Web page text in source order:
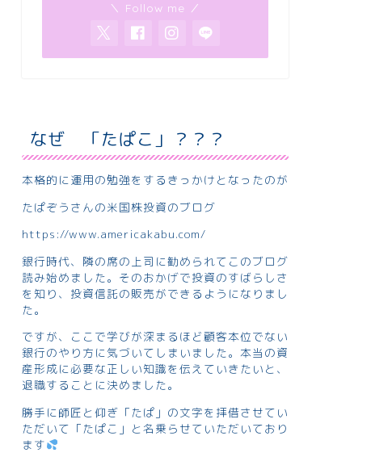
＼ Follow me ／
なぜ 「たぱこ」？？？
本格的に運用の勉強をするきっかけとなったのが
たぱぞうさんの米国株投資のブログ
https://www.americakabu.com/
銀行時代、隣の席の上司に勧められてこのブログ
読み始めました。そのおかげで投資のすばらしさ
を知り、投資信託の販売ができるようになりまし
た。
ですが、ここで学びが深まるほど顧客本位でない
銀行のやり方に気づいてしまいました。本当の資
産形成に必要な正しい知識を伝えていきたいと、
退職することに決めました。
勝手に師匠と仰ぎ「たぱ」の文字を拝借させてい
ただいて「たぱこ」と名乗らせていただいており
ます